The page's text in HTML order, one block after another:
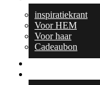
inspiratiekrant
Voor HEM
Voor haar
Cadeaubon